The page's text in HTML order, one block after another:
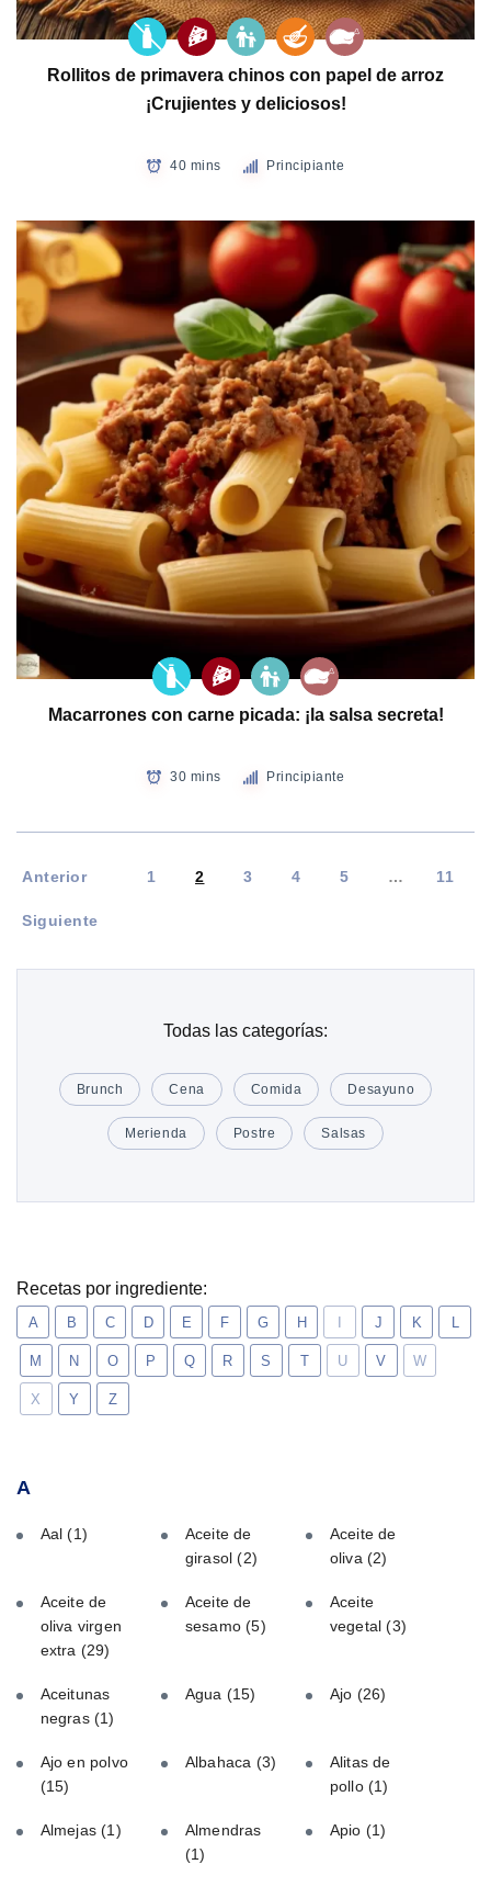
Rollitos de primavera chinos con papel de arroz
¡Crujientes y deliciosos!
40 mins Principiante
Macarrones con carne picada: ¡la salsa secreta!
30 mins Principiante
Anterior 1 2 3 4 5 … 11
Siguiente
Todas las categorías:
Brunch Cena Comida Desayuno
Merienda Postre Salsas
Recetas por ingrediente:
A B C D E F G H I J K L
M N O P Q R S T U V W
X Y Z
A
Aal(1)
Aceite de
girasol(2)
Aceite de
oliva(2)
Aceite de
oliva virgen
extra (29)
Aceite de
sesamo(5)
Aceite
vegetal(3)
Aceitunas
negras (1)
Agua (15) Ajo (26)
Ajo en polvo
(15)
Albahaca (3)
Alitas de
pollo(1)
Almejas(1)
Almendras
(1)
Apio (1)